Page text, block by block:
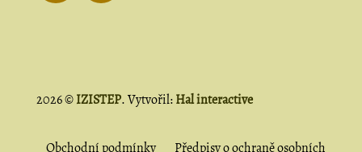
2026 ©IZISTEP. Vytvořil:Hal interactive
Obchodní podmínky Předpisy o ochraně osobních